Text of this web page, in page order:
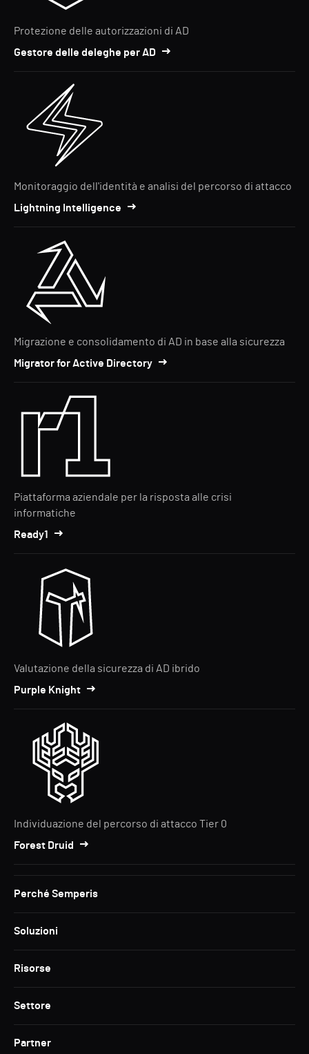
Protezione delle autorizzazioni di AD
Gestore delle deleghe per AD
Monitoraggio dell'identità e analisi del percorso di attacco
Lightning Intelligence
Migrazione e consolidamento di AD in base alla sicurezza
Migrator for Active Directory
Piattaforma aziendale per la risposta alle crisi
informatiche
Ready1
Valutazione della sicurezza di AD ibrido
Purple Knight
Individuazione del percorso di attacco Tier 0
Forest Druid
Perché Semperis
Soluzioni
Risorse
Settore
Partner